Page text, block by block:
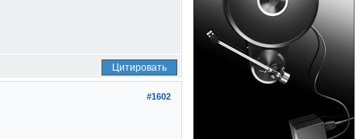
Цитировать
#1602